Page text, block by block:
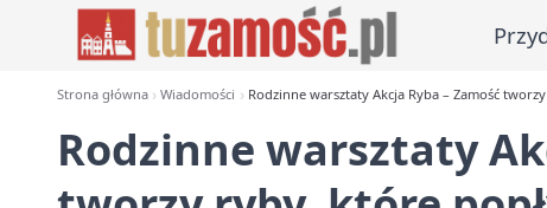
Strona główna Wiadomości Rodzinne warsztaty Akcja Ryba – Zamość
Rodzinne warsztaty